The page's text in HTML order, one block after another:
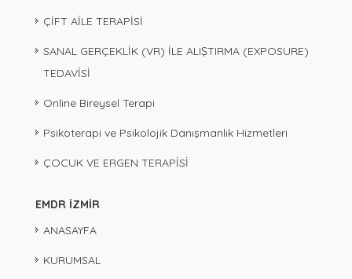
ÇİFT AİLE TERAPİSİ
SANAL GERÇEKLİK (VR) İLE ALIŞTIRMA (EXPOSURE)
TEDAVİSİ
Online Bireysel Terapi
Psikoterapi ve Psikolojik Danışmanlık Hizmetleri
ÇOCUK VE ERGEN TERAPİSİ
EMDR İZMİR
ANASAYFA
KURUMSAL